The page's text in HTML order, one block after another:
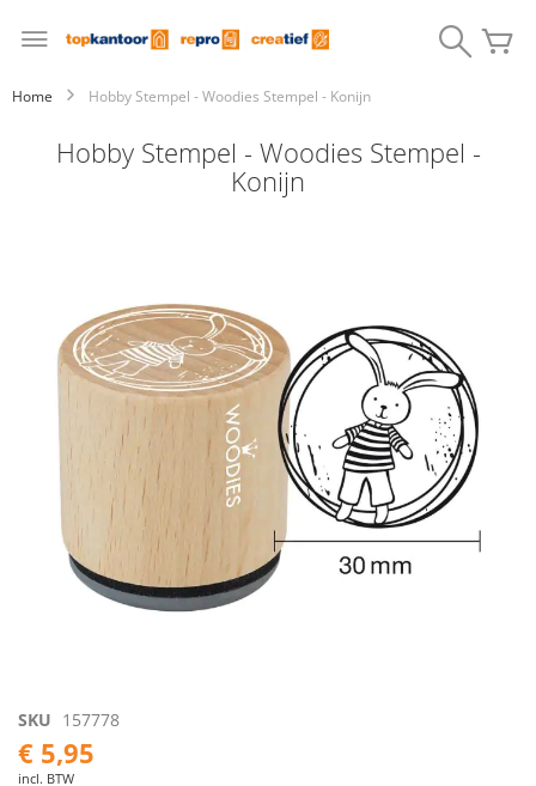
naar
Search
Home Hobby Stempel - Woodies Stempel - Konijn
Hobby Stempel - Woodies Stempel -
Konijn
afbeeldingen-
Ga
naar
het
SKU 157778
€ 5,95
incl. BTW